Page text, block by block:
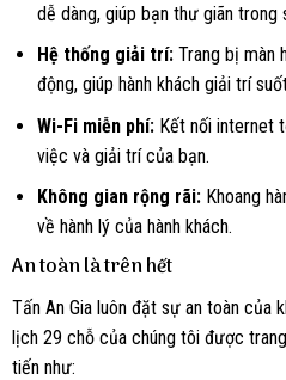
dễ dàng, giúp bạn thư giãn trong
Hệ thống giải trí:Trang bị màn
động, giúp hành khách giải trí
Wi-Fi miễn phí:Kết nối internet
việc và giải trí của bạn.
Không gian rộng rãi:Khoang
về hành lý của hành khách.
An toàn là trên hết
Tấn An Gia luôn đặt sự an toàn của
lịch 29 chỗ của chúng tôi được
tiến như: